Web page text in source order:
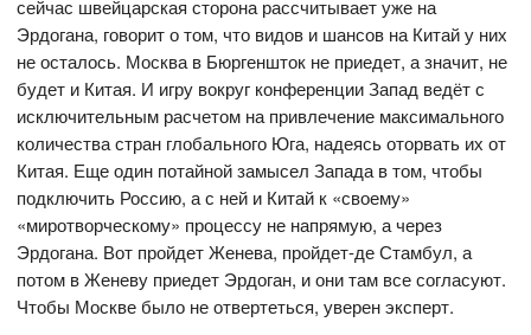
сейчас швейцарская сторона рассчитывает уже на
Эрдогана, говорит о том, что видов и шансов на Китай у них
не осталось. Москва в Бюргеншток не приедет, а значит, не
будет и Китая. И игру вокруг конференции Запад ведёт с
исключительным расчетом на привлечение максимального
количества стран глобального Юга, надеясь оторвать их от
Китая. Еще один потайной замысел Запада в том, чтобы
подключить Россию, а с ней и Китай к «своему»
«миротворческому» процессу не напрямую, а через
Эрдогана. Вот пройдет Женева, пройдет-де Стамбул, а
потом в Женеву приедет Эрдоган, и они там все согласуют.
Чтобы Москве было не отвертеться, уверен эксперт.